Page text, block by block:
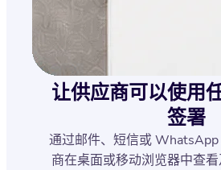
让供应商可以使用
签署
通过邮件、短信或
商在桌面或移动浏览器中查